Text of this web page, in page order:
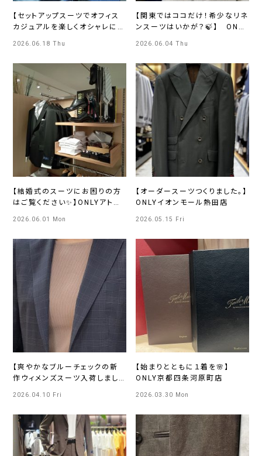
【セットアップスーツでオフィス
カジュアルを楽しくオシャレに
2026.06.18 Thu
【関東ではココだけ！希少なリネ
ンスーツはいかが？🍃】 ONLY
2026.06.04 Thu
【結婚式のスーツにお困りの方
はご覧ください✨】ONLYアトレ
2026.06.01 Mon
【オーダースーツつくりました。】
ONLYイオンモール熱田店
2026.05.15 Fri
【爽やかなブルーチェックの新
作ウィメンズスーツ入荷しまし
2026.04.10 Fri
【始まりとともに１着を🌸】
ONLY京都四条河原町店
2026.03.30 Mon